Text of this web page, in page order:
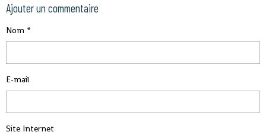
Ajouter un commentaire
Nom
E-mail
Site Internet